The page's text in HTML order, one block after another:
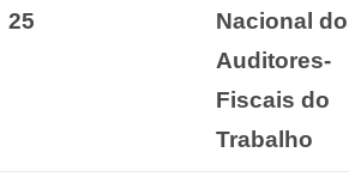
25
Nacional
Auditores-
Fiscais do
Trabalho